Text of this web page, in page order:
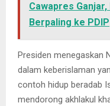
Cawapres
Berpaling ke PDIP
Presiden menegaskan
dalam keberislaman
contoh hidup beradab
mendorong akhlakul